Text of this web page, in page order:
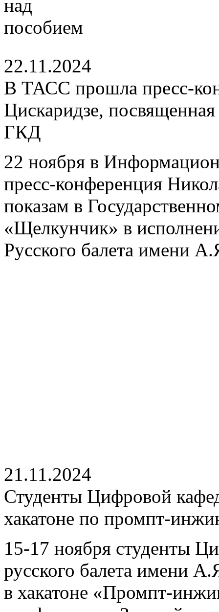
22.11.2024
В ТАСС прошла пресс-
Цискаридзе,
ГКД
22 ноября в
пресс-конференция
показам в
«Щелкунчик» в
Русского балета имени
21.11.2024
Студенты Цифровой
хакатоне по промпт-
15-17 ноября студенты
русского балета имени
в хакатоне «Промпт-